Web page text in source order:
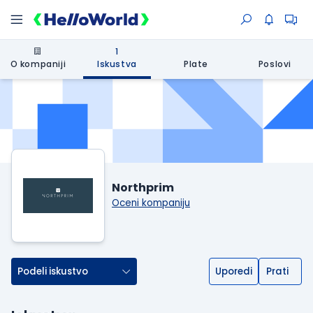
O kompaniji
1
Iskustva
Plate Poslovi
Northprim
Oceni kompaniju
Podeli iskustvo Uporedi Prati